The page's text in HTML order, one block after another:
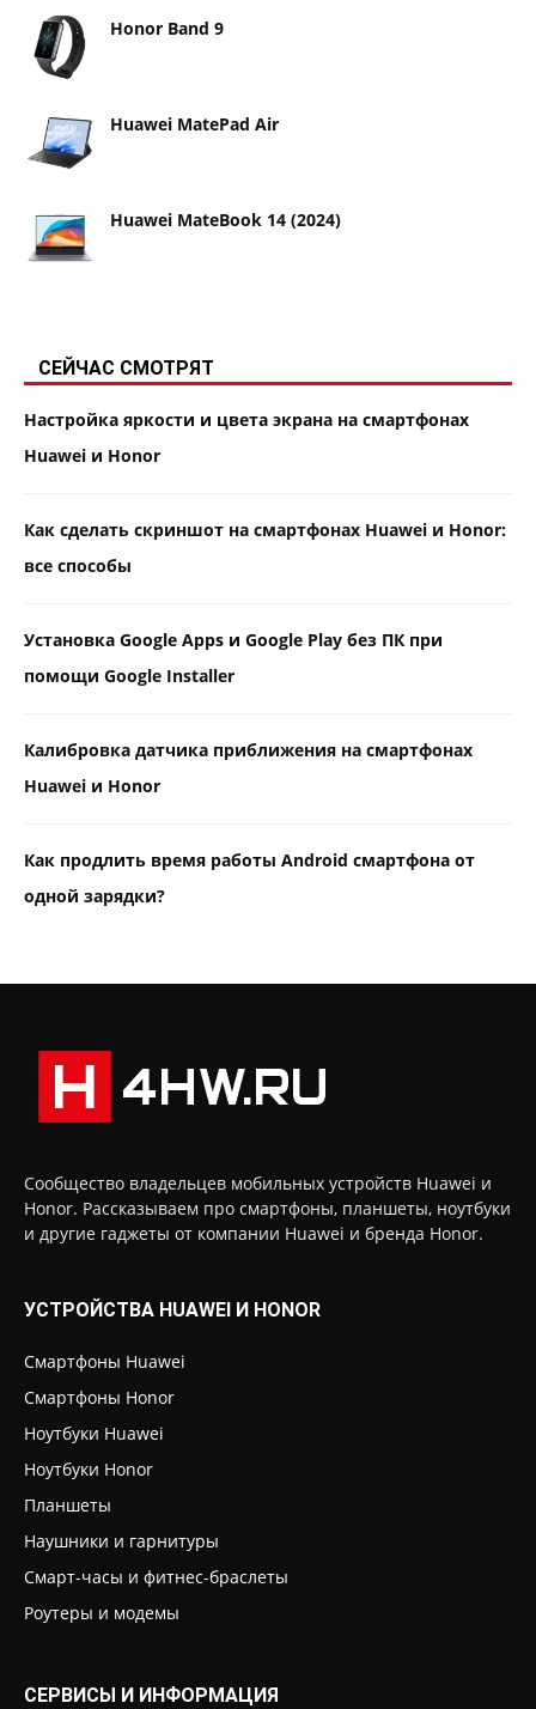
Honor Band 9
Huawei MatePad Air
Huawei MateBook 14 (2024)
СЕЙЧАС СМОТРЯТ
Настройка яркости и цвета экрана на смартфонах
Huawei и Honor
Как сделать скриншот на смартфонах Huawei и Honor:
все способы
Установка Google Apps и Google Play без ПК при
помощи Google Installer
Калибровка датчика приближения на смартфонах
Huawei и Honor
Как продлить время работы Android смартфона от
одной зарядки?
Сообщество владельцев мобильных устройств Huawei и
Honor. Рассказываем про смартфоны, планшеты, ноутбуки
и другие гаджеты от компании Huawei и бренда Honor.
УСТРОЙСТВА HUAWEI И HONOR
Смартфоны Huawei
Смартфоны Honor
Ноутбуки Huawei
Ноутбуки Honor
Планшеты
Наушники и гарнитуры
Смарт-часы и фитнес-браслеты
Роутеры и модемы
СЕРВИСЫ И ИНФОРМАЦИЯ